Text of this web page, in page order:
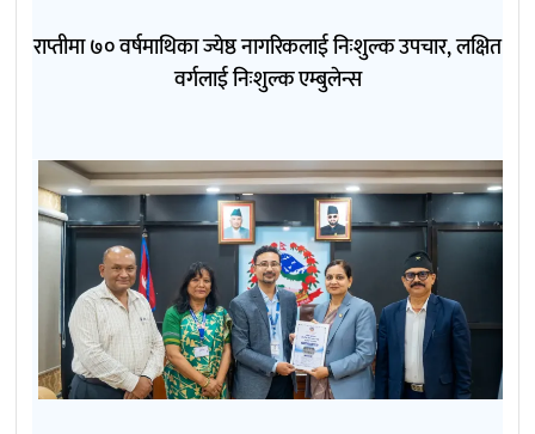
राप्तीमा ७० वर्षमाथिका ज्येष्ठ नागरिकलाई निःशुल्क उपचार, लक्षित
वर्गलाई निःशुल्क एम्बुलेन्स